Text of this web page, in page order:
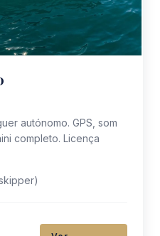
autónomo. GPS, som
completo. Licença